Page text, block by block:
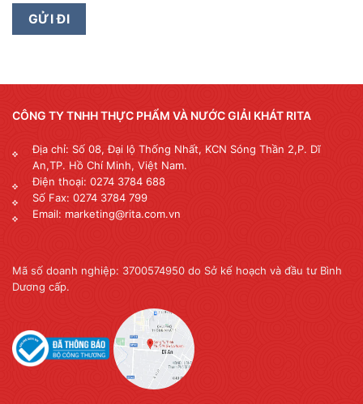
CÔNG TY TNHH THỰC PHẨM VÀ NƯỚC GIẢI KHÁT RITA
Địa chỉ: Số 08, Đại lộ Thống Nhất, KCN Sóng Thần 2,P. Dĩ
An,TP. Hồ Chí Minh, Việt Nam.
Điện thoại: 0274 3784 688
Số Fax: 0274 3784 799
Email: marketing@rita.com.vn
Mã số doanh nghiệp: 3700574950 do Sở kế hoạch và đầu tư Bình
Dương cấp.